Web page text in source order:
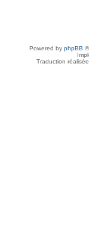
Powered by phpBB
Traduction